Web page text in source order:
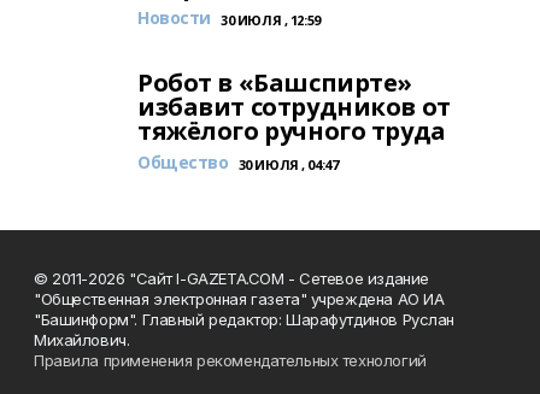
Новости 30 ИЮЛЯ , 12:59
Робот в «Башспирте»
избавит сотрудников от
тяжёлого ручного труда
Общество 30 ИЮЛЯ , 04:47
© 2011-2026 "Сайт I-GAZETA.COM - Сетевое издание
"Общественная электронная газета" учреждена АО ИА
"Башинформ". Главный редактор: Шарафутдинов Руслан
Михайлович.
Правила применения рекомендательных технологий